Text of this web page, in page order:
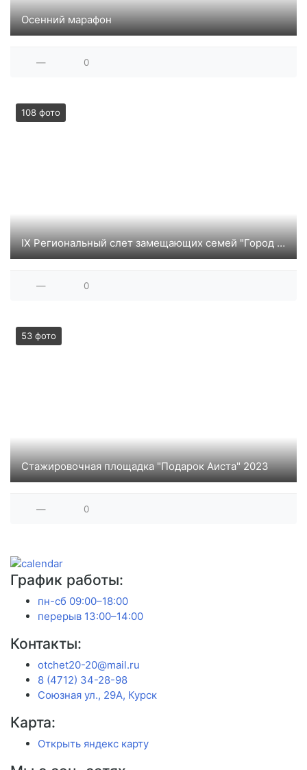
Осенний марафон
— 0
108 фото
IX Региональный слет замещающих семей "Город мастеров"
— 0
53 фото
Стажировочная площадка "Подарок Аиста" 2023
— 0
График работы:
пн-сб 09:00–18:00
перерыв 13:00–14:00
Контакты:
otchet20-20@mail.ru
8 (4712) 34-28-98
Союзная ул., 29А, Курск
Карта:
Открыть яндекс карту